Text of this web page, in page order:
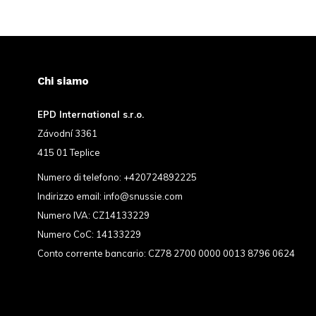
Chi siamo
EPD International s.r.o.
Závodní 3361
415 01 Teplice
Numero di telefono: +420724892225
Indirizzo email: info@snussie.com
Numero IVA: CZ14133229
Numero CoC: 14133229
Conto corrente bancario: CZ78 2700 0000 0013 8796 0624